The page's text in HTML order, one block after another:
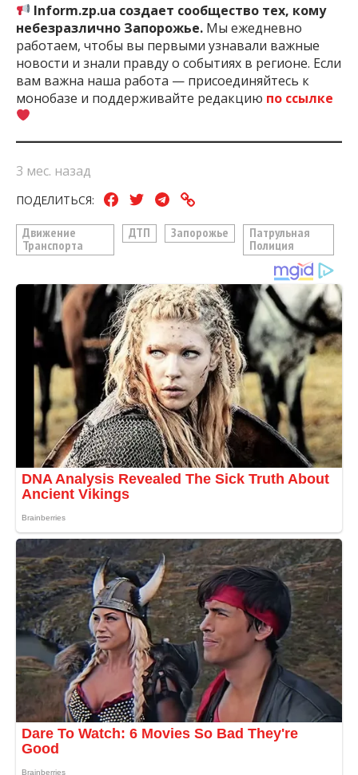
Inform.zp.ua создает сообщество тех, кому
небезразлично Запорожье. Мы ежедневно
работаем, чтобы вы первыми узнавали важные
новости и знали правду о событиях в регионе. Если
вам важна наша работа — присоединяйтесь к
монобазе и поддерживайте редакцию по ссылке
3 мес. назад
ПОДЕЛИТЬСЯ:
Движение
Транспорта
ДТП Запорожье
Патрульная
Полиция